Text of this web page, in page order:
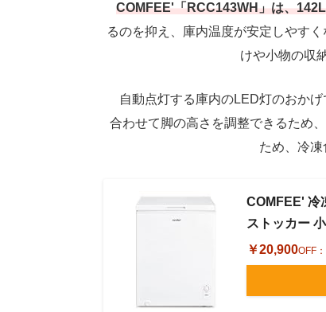
COMFEE'「RCC143WH」は、
るのを抑え、庫内温度が安定しやす
けや小物の収
自動点灯する庫内のLED灯のおかげ
合わせて脚の高さを調整できるため
ため、冷凍
COMFEE' 冷
ストッカー
￥20,900OFF：